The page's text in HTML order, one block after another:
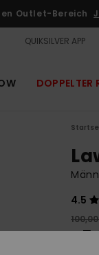
Outlet-Bereich
QUIKSILVER APP
DOPPELTER
4.5